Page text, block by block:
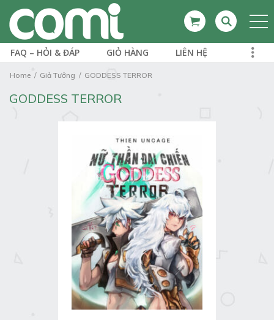
FAQ – HỎI & ĐÁP GIỎ HÀNG LIÊN HỆ
Home Giả Tưởng GODDESS TERROR
GODDESS TERROR